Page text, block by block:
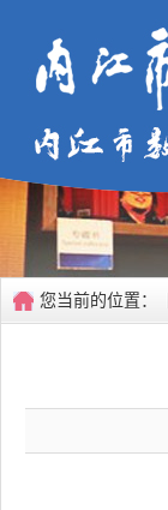
您当前的位置：